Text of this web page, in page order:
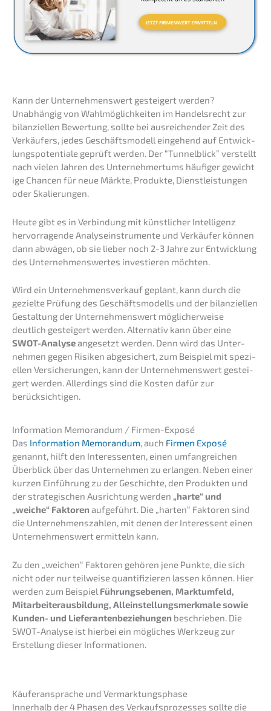
Kann der Unter­neh­mens­wert gestei­gert werden?
Unabhän­gig von Wahlmög­lich­kei­ten im Handels­recht zur
bilan­zi­el­len Bewer­tung, sollte bei ausrei­chen­der Zeit des
Verkäu­fers, jedes Geschäfts­mo­dell einge­hend auf Entwick­
lungs­po­ten­tia­le geprüft werden. Der “Tunnel­blick” verstellt
nach vielen Jahren des Unter­neh­mer­tums häufi­ger gewich­t
i­ge Chancen für neue Märkte, Produk­te, Dienst­leis­tun­gen
oder Skalierungen.
Heute gibt es in Verbin­dung mit künst­li­cher Intel­li­genz
hervor­ra­gen­de Analy­se­instru­men­te und Verkäu­fer können
dann abwägen, ob sie lieber noch 2-3 Jahre zur Entwick­lung
des Unter­neh­mens­wer­tes inves­tie­ren möchten.
Wird ein Unter­nehmens­verkauf geplant, kann durch die
geziel­te Prüfung des Geschäfts­mo­dells und der bilan­zi­el­len
Gestal­tung der Unter­neh­mens­wert mögli­cher­wei­se
deutlich gestei­gert werden. Alter­na­tiv kann über eine
SWOT-Analy­seangesetzt werden. Denn wird das Unter­
neh­men gegen Risiken abgesi­chert, zum Beispiel mit spezi­
el­len Versi­che­run­gen, kann der Unter­neh­mens­wert gestei­
gert werden. Aller­dings sind die Kosten dafür zur
berücksichtigen.
Infor­ma­ti­on Memoran­dum / Firmen-Exposé
Das Infor­ma­ti­on Memoran­dum, auch Firmen Exposé
genannt, hilft den Inter­es­sen­ten, einen umfang­rei­chen
Überblick über das Unter­neh­men zu erlan­gen. Neben einer
kurzen Einfüh­rung zu der Geschich­te, den Produk­ten und
der strate­gi­schen Ausrich­tung werden „harte“ und
„weiche“ Fakto­ren aufge­führt. Die „harten“ Fakto­ren sind
die Unter­neh­mens­zah­len, mit denen der Inter­es­sent einen
Unter­neh­mens­wert ermit­teln kann.
Zu den „weichen“ Fakto­ren gehören jene Punkte, die sich
nicht oder nur teilwei­se quanti­fi­zie­ren lassen können. Hier
werden zum Beispiel Führungs­ebe­nen, Markt­um­feld,
Mitar­bei­ter­aus­bil­dung, Allein­stel­lungs­merk­ma­le sowie
Kunden- und Liefe­ran­ten­be­zie­hun­gen beschrie­ben. Die
SWOT-Analy­se ist hierbei ein mögli­ches Werkzeug zur
Erstel­lung dieser Informationen.
Käufer­an­spra­che und Vermarktungsphase
Inner­halb der 4 Phasen des Verkaufs­pro­zes­ses sollte die